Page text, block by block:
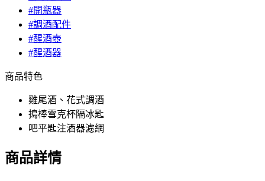
#開瓶器
#調酒配件
#醒酒壺
#醒酒器
商品特色
雞尾酒、花式調酒
搗棒雪克杯隔冰匙
吧平匙注酒器濾網
商品詳情